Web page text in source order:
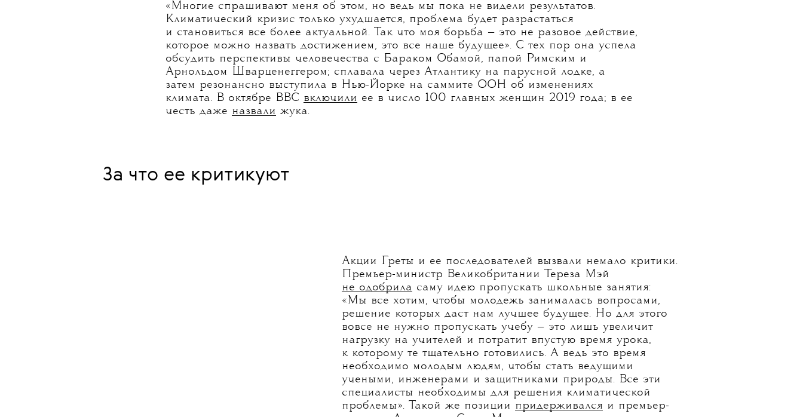
«Многие спрашивают меня об этом, но ведь мы пока не видели результатов.
Климатический кризис только ухудшается, проблема будет разрастаться
и становиться все более актуальной. Так что моя борьба — это не разовое действие,
которое можно назвать достижением, это все наше будущее». С тех пор она успела
обсудить перспективы человечества с Бараком Обамой, папой Римским и
Арнольдом Шварценеггером; сплавала через Атлантику на парусной лодке, а
затем резонансно выступила в Нью-Йорке на саммите ООН об изменениях
климата. В октябре BBC включили ее в число 100 главных женщин 2019 года; в ее
честь даже назвали жука.
За что ее критикуют
Акции Греты и ее последователей вызвали немало критики.
Премьер-министр Великобритании Тереза Мэй
не одобрила саму идею пропускать школьные занятия:
«Мы все хотим, чтобы молодежь занималась вопросами,
решение которых даст нам лучшее будущее. Но для этого
вовсе не нужно пропускать учебу — это лишь увеличит
нагрузку на учителей и потратит впустую время урока,
к которому те тщательно готовились. А ведь это время
необходимо молодым людям, чтобы стать ведущими
учеными, инженерами и защитниками природы. Все эти
специалисты необходимы для решения климатической
проблемы». Такой же позиции придерживался и премьер-